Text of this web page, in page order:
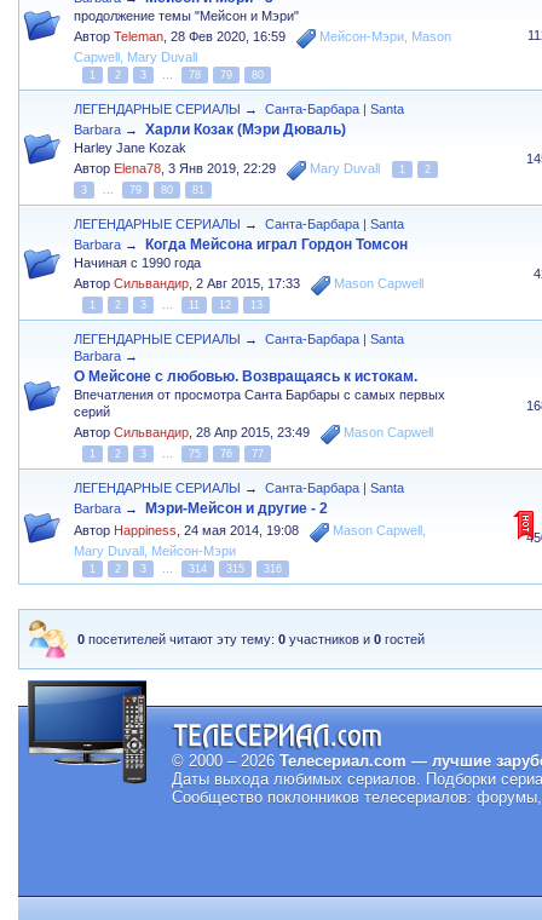
продолжение темы "Мейсон и Мэри"
АвторTeleman,28 Фев 2020, 16:59 Мейсон-Мэри, Mason
Capwell Mary Duvall
1 2 3 78 79 80
ЛЕГЕНДАРНЫЕ СЕРИАЛЫ →
Санта-Барбара | Santa
Barbara → Харли Козак (Мэри Дюваль)
Harley Jane Kozak
Автор Elena78,3 Янв 2019, 22:29 Mary Duvall 1
2
3
79 80 81
ЛЕГЕНДАРНЫЕ СЕРИАЛЫ →
Санта-Барбара | Santa
Barbara → Когда Мейсона играл Гордон Томсон
Начиная с 1990 года
АвторСильвандир,2 Авг 2015, 17:33 Mason Capwell
1 2 3 11 12 13
ЛЕГЕНДАРНЫЕ СЕРИАЛЫ →
Санта-Барбара | Santa
Barbara →
О Мейсоне с любовью. Возвращаясь к истокам.
Впечатления от просмотра Санта Барбары с самых первых
серий
АвторСильвандир,28 Апр 2015, 23:49 Mason Capwell
1 2 3 75 76 77
ЛЕГЕНДАРНЫЕ СЕРИАЛЫ →
Санта-Барбара | Santa
Barbara → Мэри-Мейсон и другие - 2
Автор Happiness,24 мая 2014, 19:08 Mason Capwell ,
Mary Duvall Мейсон-Мэри
1 2 3 314 315 316
0 посетителей читают эту тему:0 участников и0 гостей
© 2000 – 2026 Телесериал.com — лучшие
Даты выхода любимых сериалов. Подборки
Сообщество поклонников телесериалов: